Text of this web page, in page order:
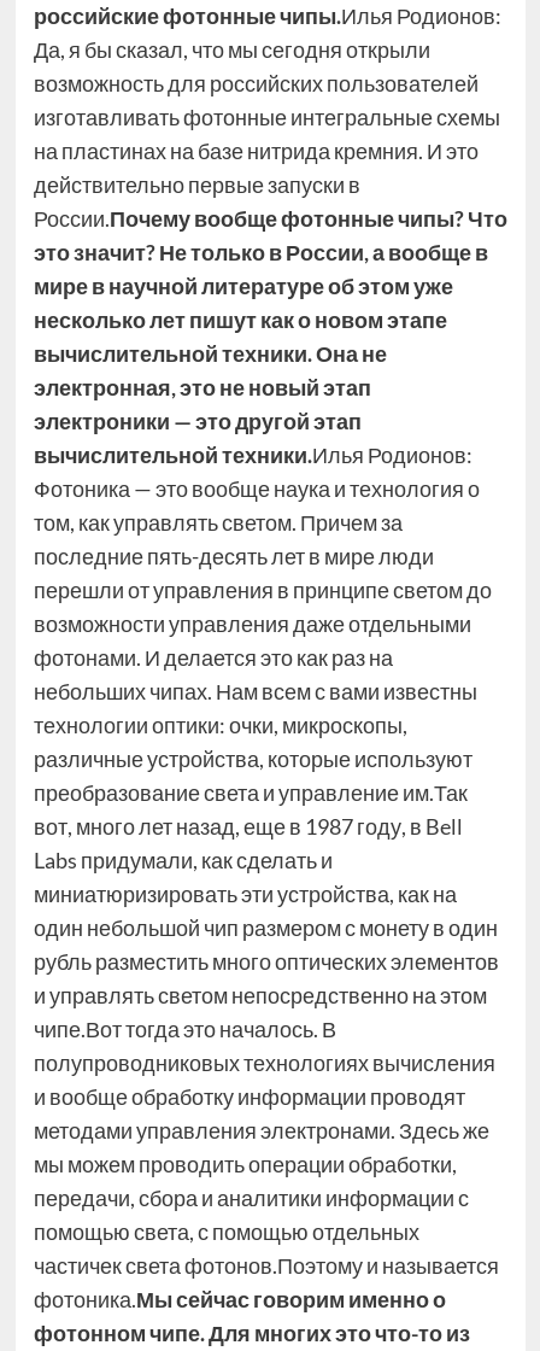
российские фотонные чипы.Илья Родионов:
Да, я бы сказал, что мы сегодня открыли
возможность для российских пользователей
изготавливать фотонные интегральные схемы
на пластинах на базе нитрида кремния. И это
действительно первые запуски в
России.Почему вообще фотонные чипы? Что
это значит? Не только в России, а вообще в
мире в научной литературе об этом уже
несколько лет пишут как о новом этапе
вычислительной техники. Она не
электронная, это не новый этап
электроники — это другой этап
вычислительной техники.Илья Родионов:
Фотоника — это вообще наука и технология о
том, как управлять светом. Причем за
последние пять-десять лет в мире люди
перешли от управления в принципе светом до
возможности управления даже отдельными
фотонами. И делается это как раз на
небольших чипах. Нам всем с вами известны
технологии оптики: очки, микроскопы,
различные устройства, которые используют
преобразование света и управление им.Так
вот, много лет назад, еще в 1987 году, в Bell
Labs придумали, как сделать и
миниатюризировать эти устройства, как на
один небольшой чип размером с монету в один
рубль разместить много оптических элементов
и управлять светом непосредственно на этом
чипе.Вот тогда это началось. В
полупроводниковых технологиях вычисления
и вообще обработку информации проводят
методами управления электронами. Здесь же
мы можем проводить операции обработки,
передачи, сбора и аналитики информации с
помощью света, с помощью отдельных
частичек света фотонов.Поэтому и называется
фотоника.Мы сейчас говорим именно о
фотонном чипе. Для многих это что-то из